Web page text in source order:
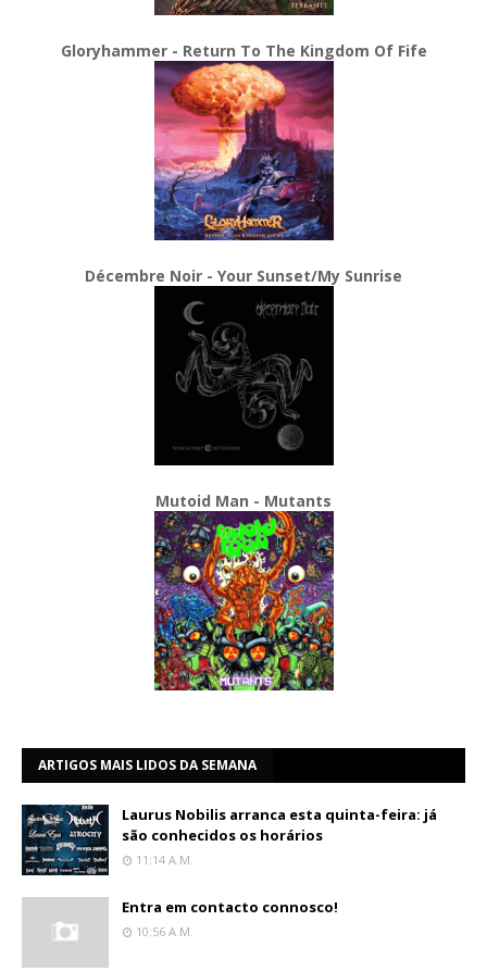
Gloryhammer - Return To The Kingdom Of Fife
Décembre Noir - Your Sunset/My Sunrise
Mutoid Man - Mutants
ARTIGOS MAIS LIDOS DA SEMANA
Laurus Nobilis arranca esta quinta-feira: já
são conhecidos os horários
11:14 A.m.
Entra em contacto connosco!
10:56 A.m.